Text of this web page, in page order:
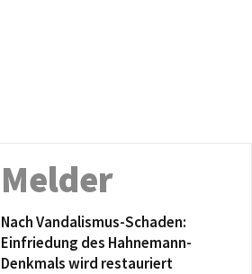
Melder
Nach Vandalismus-Schaden:
Einfriedung des Hahnemann-
Denkmals wird restauriert